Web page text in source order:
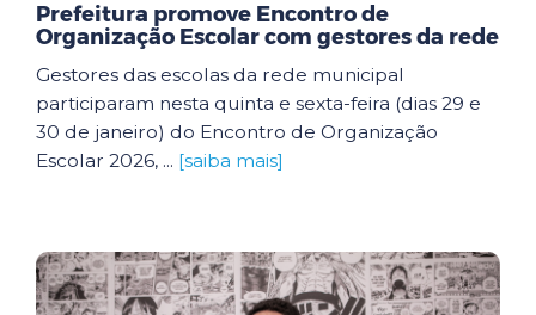
Prefeitura promove Encontro de
Organização Escolar com gestores da rede
Gestores das escolas da rede municipal
participaram nesta quinta e sexta-feira (dias 29 e
30 de janeiro) do Encontro de Organização
Escolar 2026, ... [saiba mais]